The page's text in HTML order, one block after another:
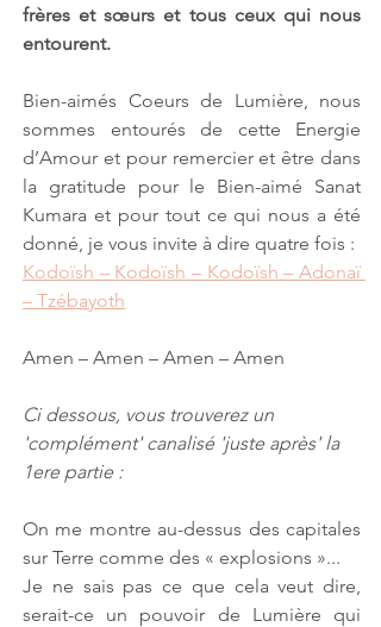
frères et sœurs et tous ceux qui nous
entourent.
Bien-aimés Coeurs de Lumière, nous
sommes entourés de cette Energie
d’Amour et pour remercier et être dans
la gratitude pour le Bien-aimé Sanat
Kumara et pour tout ce qui nous a été
donné, je vous invite à dire quatre fois :
Kodoïsh – Kodoïsh – Kodoïsh – Adonaï
– Tzébayoth
Amen – Amen – Amen – Amen
Ci dessous, vous trouverez un
'complément' canalisé 'juste après' la
1ere partie :
On me montre au-dessus des capitales
sur Terre comme des « explosions »...
Je ne sais pas ce que cela veut dire,
serait-ce un pouvoir de Lumière qui